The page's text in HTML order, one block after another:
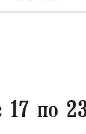
17 по